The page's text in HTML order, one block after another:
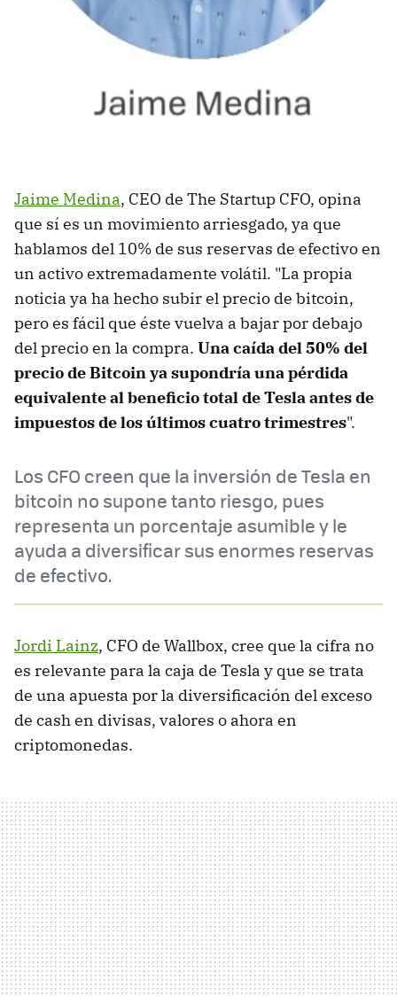
Jaime Medina, CEO de The Startup CFO, opina
que sí es un movimiento arriesgado, ya que
hablamos del 10% de sus reservas de efectivo en
un activo extremadamente volátil. "La propia
noticia ya ha hecho subir el precio de bitcoin,
pero es fácil que éste vuelva a bajar por debajo
del precio en la compra. Una caída del 50% del
precio de Bitcoin ya supondría una pérdida
equivalente al beneficio total de Tesla antes de
impuestos de los últimos cuatro trimestres".
Los CFO creen que la inversión de Tesla en
bitcoin no supone tanto riesgo, pues
representa un porcentaje asumible y le
ayuda a diversificar sus enormes reservas
de efectivo.
Jordi Lainz, CFO de Wallbox, cree que la cifra no
es relevante para la caja de Tesla y que se trata
de una apuesta por la diversificación del exceso
de cash en divisas, valores o ahora en
criptomonedas.